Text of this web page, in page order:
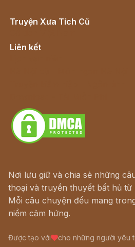
Truyện Xưa Tích Cũ
Liên kết
Nơi lưu giữ và chia sẻ những
thoại và truyền thuyết bất hủ từ
Mỗi câu chuyện đều mang
niềm cảm hứng.
Được tạo với cho những người yêu